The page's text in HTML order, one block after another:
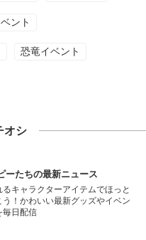
ント
恐竜イベント
オシ
ーたちの最新ニュース
るキャラクターアイテムでほっと
う！かわいい最新グッズやイベン
毎日配信